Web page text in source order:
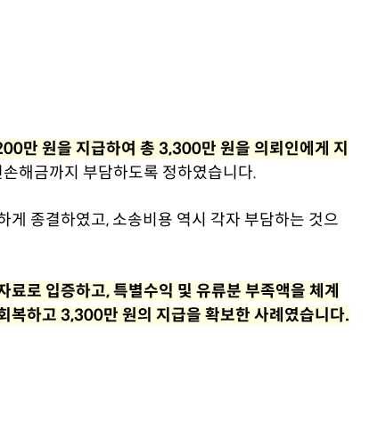
만 원을 지급하여 총 3,300만 원을 의뢰인에게 지
해금까지 부담하도록 정하였습니다.
종결하였고, 소송비용 역시 각자 부담하는 것으
로 입증하고, 특별수익 및 유류분 부족액을 체계
복하고 3,300만 원의 지급을 확보한 사례였습니다.